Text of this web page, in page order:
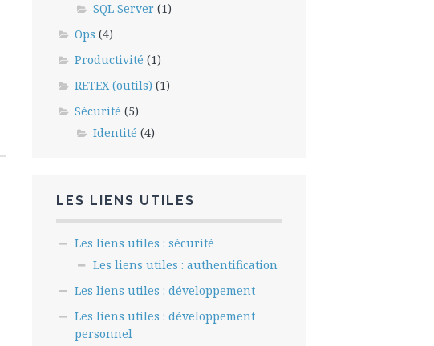
SQL Server (1)
Ops (4)
Productivité (1)
RETEX (outils) (1)
Sécurité (5)
Identité (4)
LES LIENS UTILES
Les liens utiles : sécurité
Les liens utiles : authentification
Les liens utiles : développement
Les liens utiles : développement
personnel